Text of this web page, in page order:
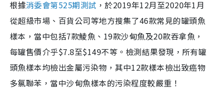
根據消委會第525期測試 ，於2019年12月至2020年1月
從超級市場、百貨公司等地方搜集了46款常見的罐頭魚
樣本，當中包括7款鯪魚、19款沙甸魚及20款吞拿魚，
每罐售價介乎$7.8至$149不等。檢測結果發現，所有罐
頭魚樣本均檢出金屬污染物，其中12款樣本檢出致癌物
多氯聯苯，當中沙甸魚樣本的污染程度較嚴重！